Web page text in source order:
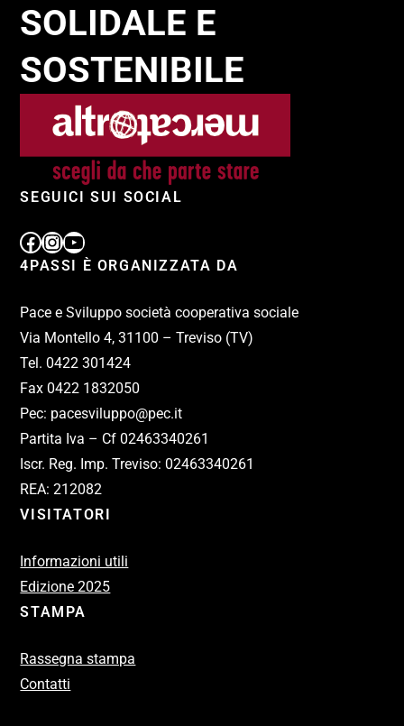
SOLIDALE E
SOSTENIBILE
SEGUICI SUI SOCIAL
4PASSI È ORGANIZZATA DA
Pace e Sviluppo società cooperativa sociale
Via Montello 4, 31100 – Treviso (TV)
Tel. 0422 301424
Fax 0422 1832050
Pec: pacesviluppo@pec.it
Partita Iva – Cf 02463340261
Iscr. Reg. Imp. Treviso: 02463340261
REA: 212082
VISITATORI
Informazioni utili
Edizione 2025
STAMPA
Rassegna stampa
Contatti